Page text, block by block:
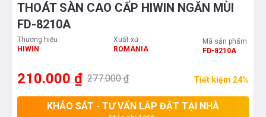
THOÁT SÀN CAO CẤP HIWIN NGĂN MÙI
FD-8210A
Thương hiệu
HIWIN
Xuất xứ
ROMANIA
Mã sản phẩm
FD-8210A
210.000 ₫ 277.000 ₫ Tiết kiệm 24%
KHẢO SÁT - TƯ VẤN LẮP ĐẶT TẠI NHÀ